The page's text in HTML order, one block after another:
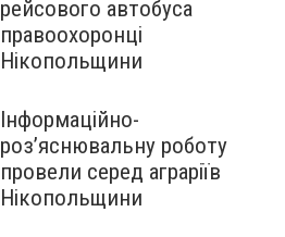
рейсового автобуса
правоохоронці
Нікопольщини
Інформаційно-
роз’яснювальну роботу
провели серед аграріїв
Нікопольщини